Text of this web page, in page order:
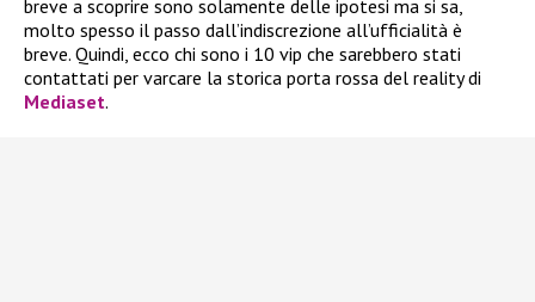
breve a scoprire sono solamente delle ipotesi ma si sa,
molto spesso il passo dall’indiscrezione all’ufficialità è
breve. Quindi, ecco chi sono i 10 vip che sarebbero stati
contattati per varcare la storica porta rossa del reality di
Mediaset.